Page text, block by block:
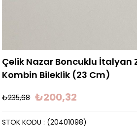
Çelik Nazar Boncuklu İtalyan
Kombin Bileklik (23 Cm)
₺235,68 ₺200,32
(20401098)
STOK KODU